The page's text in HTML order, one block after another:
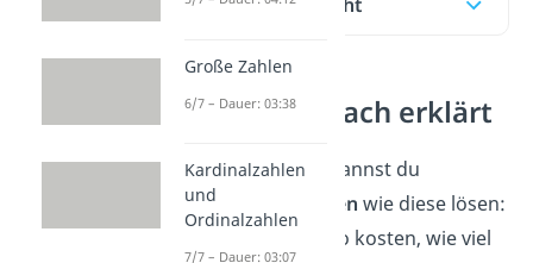
Dreisatz einfach erklärt
Mit demDreisatz
kannst du
Verhältnis-Aufgaben wie diese lösen:
Wenn 4 Äpfel 2 Euro kosten, wie viel
Große Zahlen
6/7 – Dauer: 03:38
Kardinalzahlen
und
Ordinalzahlen
7/7 – Dauer: 03:07